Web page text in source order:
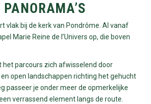
vlak bij de kerk van Pondrôme. Al vanaf
Marie Reine de l’Univers op, die boven
het parcours zich afwisselend door
open landschappen richting het gehucht
passeer je onder meer de opmerkelijke
verrassend element langs de route.